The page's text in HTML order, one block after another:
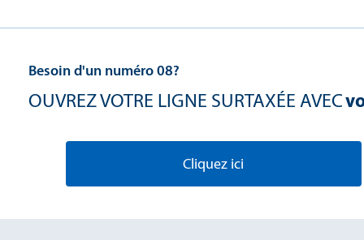
Besoin d'un numéro 08?
OUVREZ VOTRE LIGNE SURTAXÉE AVEC
Cliquez ici